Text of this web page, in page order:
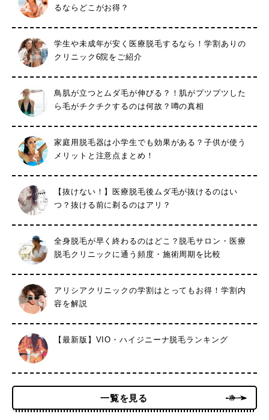
るならどこがお得？
学生や未成年が安く医療脱毛するなら！学割ありの
クリニック6院をご紹介
鳥肌が立つとムダ毛が伸びる？！肌がプツプツした
ら毛がチクチクするのは何故？噂の真相
家庭用脱毛器は小学生でも効果がある？子供が使う
メリットと注意点まとめ！
【抜けない！】医療脱毛後ムダ毛が抜けるのはい
つ？抜ける前に剃るのはアリ？
全身脱毛が早く終わるのはどこ？脱毛サロン・医療
脱毛クリニックに通う頻度・施術周期を比較
アリシアクリニックの学割はとってもお得！学割内
容を解説
【最新版】VIO・ハイジニーナ脱毛ランキング
一覧を見る